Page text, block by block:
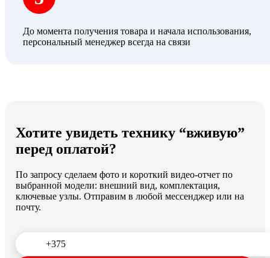
До момента получения товара и начала использования,
персональный менеджер всегда на связи
Хотите увидеть технику “вживую”
перед оплатой?
По запросу сделаем фото и короткий видео-отчет по
выбранной модели: внешний вид, комплектация,
ключевые узлы. Отправим в любой мессенджер или на
почту.